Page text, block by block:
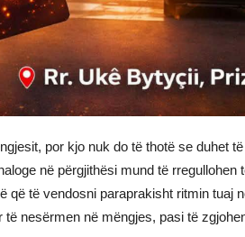
por kjo nuk do të thotë se duhet
në përgjithësi mund të rregullohen
të vendosni paraprakisht ritmin tuaj
nesërmen në mëngjes, pasi të